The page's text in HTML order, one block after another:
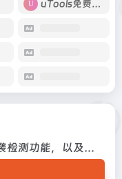
uTools免费工具箱
提供比免费服务更强大的抄袭检测功能，以及许多其他功能，包括复制粘贴原创性检查，批量搜索，私有索引，案例跟踪和API。提供比免费服务更强大的抄袭检测功能，以及许多其他功能，包括复制粘贴原创性检查，批量搜索，私有索引，案例跟踪和API。